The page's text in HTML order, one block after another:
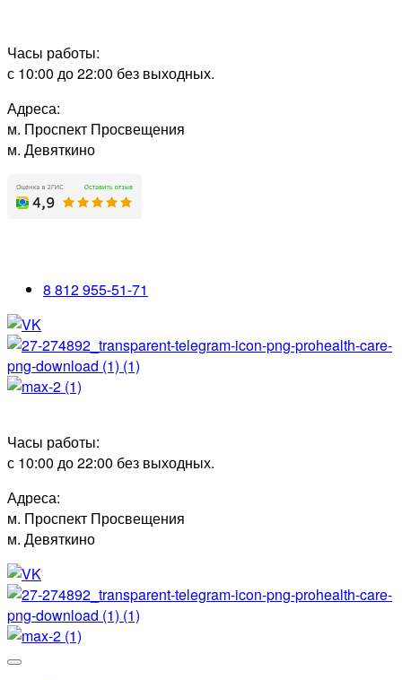
Часы работы:
с 10:00 до 22:00 без выходных.
Адреса:
м. Проспект Просвещения
м. Девяткино
8 812 955-51-71
Часы работы:
с 10:00 до 22:00 без выходных.
Адреса:
м. Проспект Просвещения
м. Девяткино